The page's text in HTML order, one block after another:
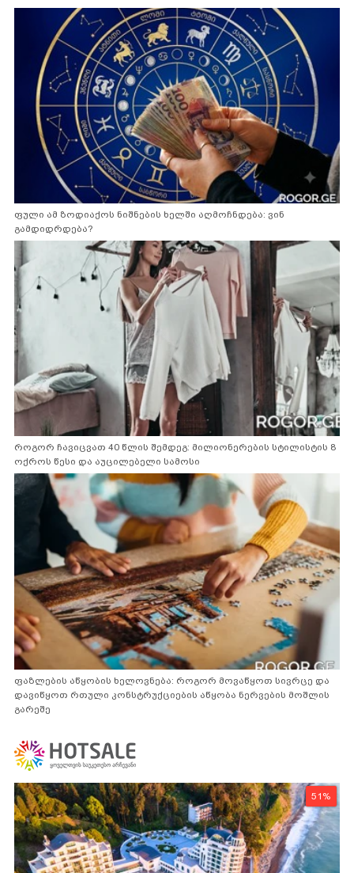
ფული ამ ზოდიაქოს ნიშნების ხელში აღმოჩნდება: ვინ
გამდიდრდება?
როგორ ჩავიცვათ 40 წლის შემდეგ: მილიონერების სტილისტის 8
ოქროს წესი და აუცილებელი სამოსი
ფაზლების აწყობის ხელოვნება: როგორ მოვაწყოთ სივრცე და
დავიწყოთ რთული კონსტრუქციების აწყობა ნერვების მოშლის
გარეშე
51%